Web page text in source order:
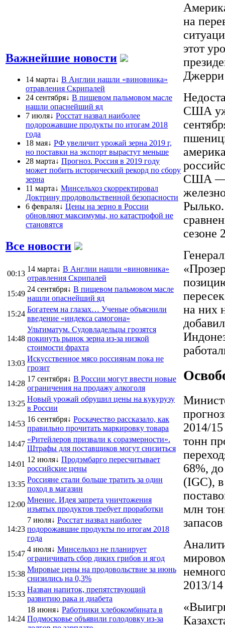
Важнейшие новости
14 марта↓ В Англии нашли «виновника»
отравления Скрипалей
24 сентября↓ В пищевом пальмовом масле
нашли опаснейший яд
7 июля↓ Росстат назвал наиболее
подорожавшие продукты по итогам 2018
года
18 мая↓ РФ увеличит урожай зерна 2019 г,
но поставки на экспорт вырастут меньше
28 марта↓ Прогноз. Россия в 2019 году
может побить исторический рекорд по сбору
зерна
11 марта↓ Минсельхоз скорректировал
Доктрину продовольственной безопасности
6 февраля↓ Цены на зерно в России
обновляют максимумы, но катастрофой не
становятся
Все новости
00:13
14 марта↓ В Англии нашли «виновника»
отравления Скрипалей
15:49
24 сентября↓ В пищевом пальмовом масле
нашли опаснейший яд
15:24
Богатеем на глазах… Ученые объяснили
введение «индекса самогона»
14:48
Ультиматум. Судовладельцы грозятся
покинуть рынок зерна из-за низкой
стоимости фрахта
13:03
Искусственное мясо россиянам пока не
грозит
14:28
17 сентября↓ В России могут ввести новые
ограничения на продажу алкоголя
13:25
Новый урожай обрушил цены на кукурузу
в России
14:53
16 сентября↓ Роскачество рассказало, как
правильно прочитать маркировку товара
14:47
«Ритейлеров призвали к соразмерности».
Штрафы для поставщиков могут снизиться
14:01
12 июля↓ Продэмбарго пересчитывает
российские цены
13:35
Россияне стали больше тратить за один
поход в магазин
12:00
Мнение. Идея запрета уничтожения
изъятых продуктов требует проработки
14:23
7 июля↓ Росстат назвал наиболее
подорожавшие продукты по итогам 2018
года
15:47
4 июля↓ Минсельхоз не планирует
ограничивать сбор диких грибов и ягод
15:38
Мировые цены на продовольствие за июнь
снизились на 0,3%
15:33
Назван напиток, препятствующий
развитию рака и диабета
14:24
18 июня↓ Работники хлебокомбината в
Подмосковье объявили голодовку из-за
на
этот
США
США —
сезоне
на них
2014/15
тонн
68%,
(IGC),
млн
2013/14